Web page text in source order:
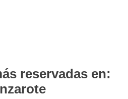
reservadas en: